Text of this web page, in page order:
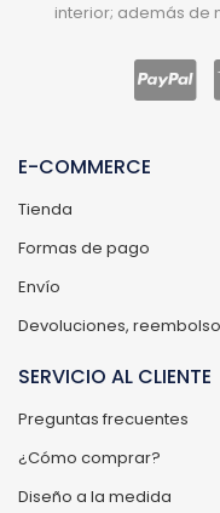
interior; además de
E-COMMERCE
Tienda
Formas de pago
Envío
Devoluciones,
SERVICIO AL CLIENTE
Preguntas frecuentes
¿Cómo comprar?
Diseño a la medida